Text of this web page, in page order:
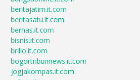
beritajatim.it.com
beritasatu.it.com
bernas.it.com
bisnis.it.com
brilio.it.com
bogortribunnews.it.com
jogjakompas.it.com